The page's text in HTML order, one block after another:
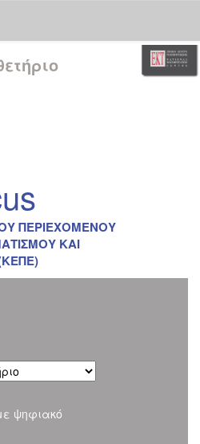
ΠΕΡΙΕΧΟΜΕΝΟΥ
ΚΑΙ
ψηφιακό